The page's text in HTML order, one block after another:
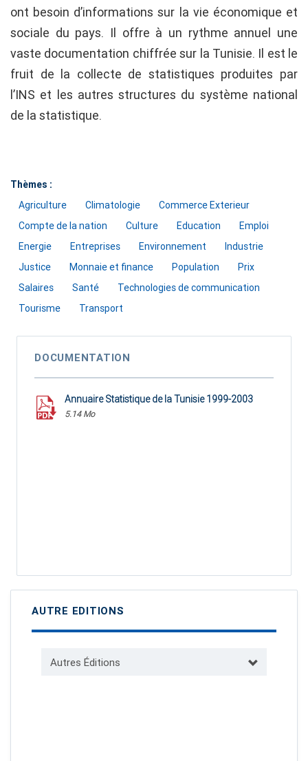
ont besoin d’informations sur la vie économique et
sociale du pays. Il offre à un rythme annuel une
vaste documentation chiffrée sur la Tunisie. Il est le
fruit de la collecte de statistiques produites par
l’INS et les autres structures du système national
de la statistique.
Thèmes :
Agriculture
Climatologie
Commerce Exterieur
Compte de la nation
Culture Education
Emploi
Energie
Entreprises Environnement
Industrie
Justice
Monnaie et finance Population
Prix
Salaires
Santé
Technologies de communication
Tourisme
Transport
DOCUMENTATION
Annuaire Statistique de la Tunisie 1999-2003
5.14 Mo
AUTRE EDITIONS
Autres Éditions